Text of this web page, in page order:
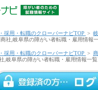
採用・転職のクローバーナビTOP >
社,岐阜県の障がい者転職・雇用情報
採用・転職のクローバーナビTOP >
,岐阜県の障がい者転職・雇用情報一覧